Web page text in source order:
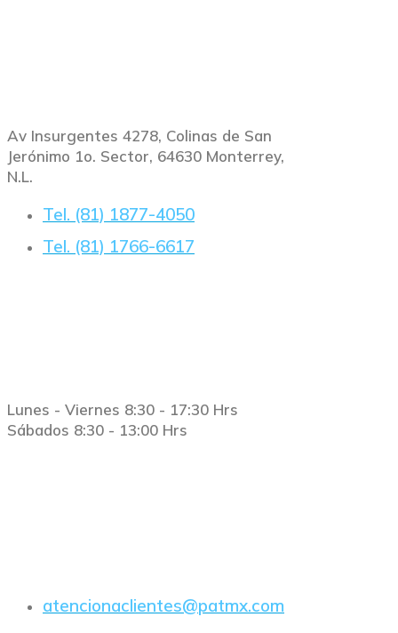
Av Insurgentes 4278, Colinas de San
Jerónimo 1o. Sector, 64630 Monterrey,
N.L.
Tel. (81) 1877-4050
Tel. (81) 1766-6617
Lunes - Viernes 8:30 - 17:30 Hrs
Sábados 8:30 - 13:00 Hrs
atencionaclientes@patmx.com